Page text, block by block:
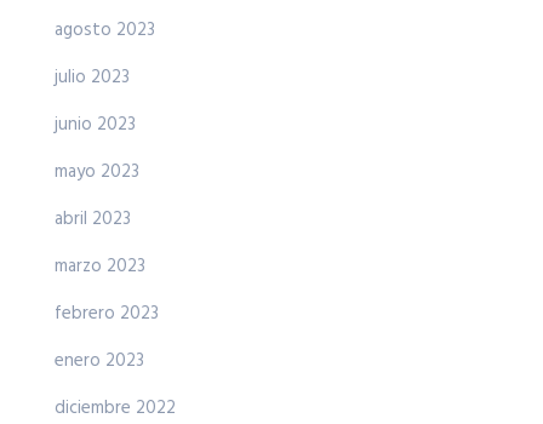
agosto 2023
julio 2023
junio 2023
mayo 2023
abril 2023
marzo 2023
febrero 2023
enero 2023
diciembre 2022